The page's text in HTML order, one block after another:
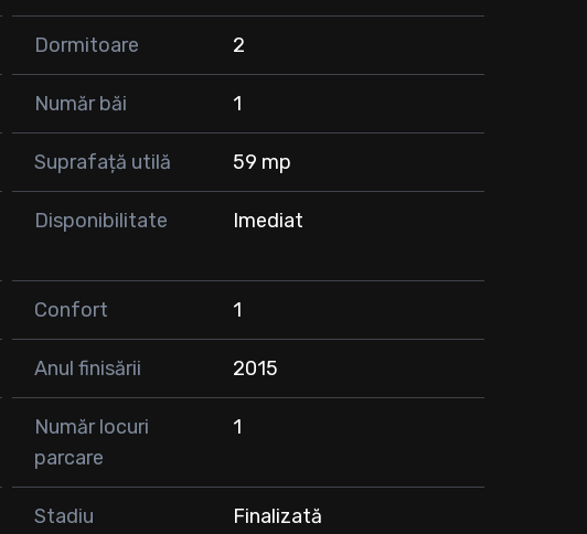
Iancu)
Dormitoare 2
Număr băi 1
Suprafață utilă 59 mp
Disponibilitate Imediat
Confort 1
Anul finisării 2015
Număr locuri
parcare
1
Stadiu
Finalizată